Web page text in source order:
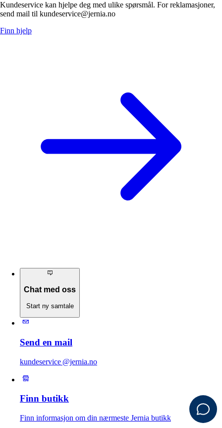
Kundeservice kan hjelpe deg med ulike spørsmål. For reklamasjoner,
send mail til kundeservice@jernia.no
Finn hjelp
Chat med oss
Start ny samtale
Send en mail
kundeservice @jernia.no
Finn butikk
Finn informasjon om din nærmeste Jernia butikk